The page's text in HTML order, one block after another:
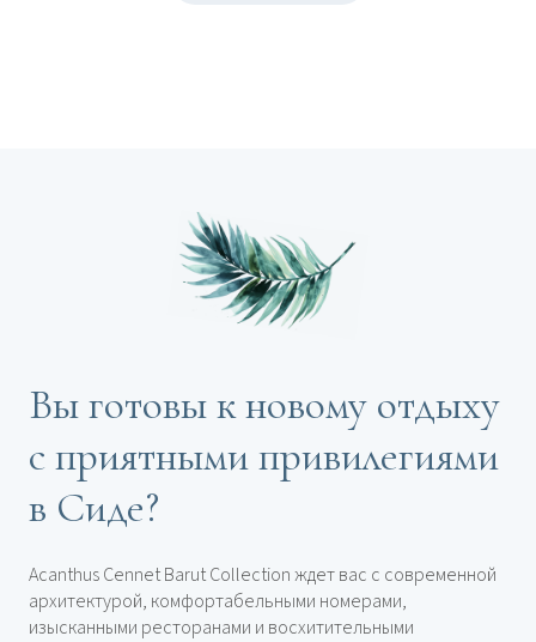
Вы готовы к новому отдыху
с приятными привилегиями
в Сиде?
Acanthus Cennet Barut Collection ждет вас с современной
архитектурой, комфортабельными номерами,
изысканными ресторанами и восхитительными